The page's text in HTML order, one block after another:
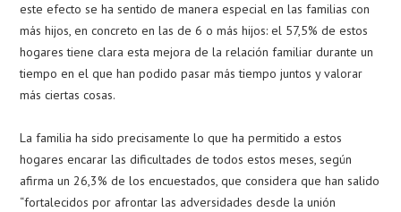
este efecto se ha sentido de manera especial en las familias con
más hijos, en concreto en las de 6 o más hijos: el 57,5% de estos
hogares tiene clara esta mejora de la relación familiar durante un
tiempo en el que han podido pasar más tiempo juntos y valorar
más ciertas cosas.
La familia ha sido precisamente lo que ha permitido a estos
hogares encarar las dificultades de todos estos meses, según
afirma un 26,3% de los encuestados, que considera que han salido
“fortalecidos por afrontar las adversidades desde la unión